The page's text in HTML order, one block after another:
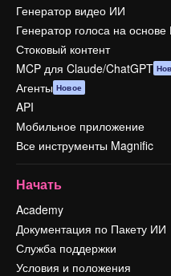
Генератор видео ИИ
Генератор голоса на
Стоковый контент
MCP для Claude/ChatGPT
Агенты Новое
API
Мобильное приложение
Все инструменты Magnific
Начать
Academy
Документация по Пакету ИИ
Служба поддержки
Условия и положения